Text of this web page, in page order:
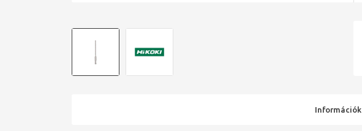
Információk